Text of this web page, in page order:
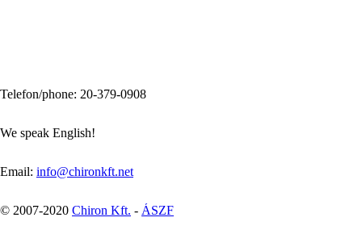
Telefon/phone: 20-379-0908
We speak English!
Email: info@chironkft.net
© 2007-2020 Chiron Kft. - ÁSZF